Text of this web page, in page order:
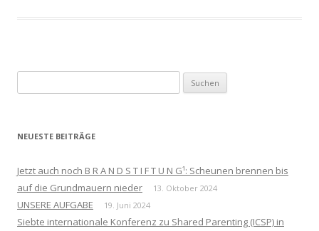
nach:
NEUESTE BEITRÄGE
Jetzt auch noch B R A N D S T I F T U N G¹: Scheunen brennen bis
auf die Grundmauern nieder
13. Oktober 2024
UNSERE AUFGABE 19. Juni 2024
Siebte internationale Konferenz zu Shared Parenting (ICSP) in